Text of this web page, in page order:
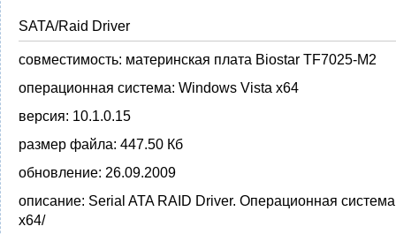
SATA/Raid Driver
совместимость: материнская плата Biostar TF7025-M2
операционная система: Windows Vista x64
версия: 10.1.0.15
размер файла: 447.50 Кб
обновление: 26.09.2009
описание: Serial ATA RAID Driver. Операционная
x64/